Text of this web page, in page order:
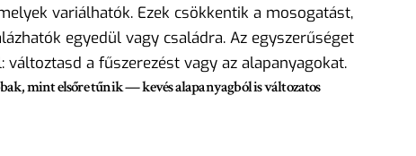
variálhatók. Ezek csökkentik a mosogatást,
egyedül vagy családra. Az egyszerűséget
a fűszerezést vagy az alapanyagokat.
mint elsőre tűnik — kevés alapanyagból is változatos